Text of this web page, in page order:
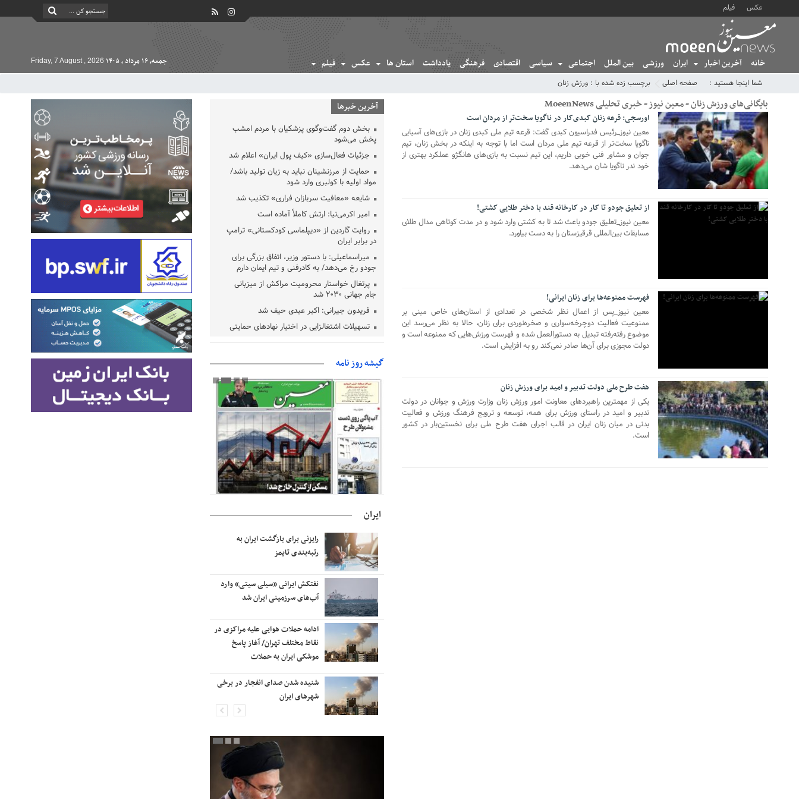
عکس فیلم
خانه آخرین اخبار ایران ورزشی بین الملل اجتماعی سیاسی اقتصادی فرهنگی یادداشت استان ها عکس فیلم جمعه, ۱۶ مرداد , ۱۴۰۵ Friday, 7 August , 2026
شما اینجا هستید : صفحه اصلی برچسب زده شده با : ورزش زنان
بایگانی‌های ورزش زنان - معین نیوز - خبری تحلیلی MoeenNews
26 جولای 2026
اورسجی: قرعه زنان کبدی‌کار در ناگویا سخت‌تر از مردان است
معین نیوز_رئیس فدراسیون کبدی گفت: قرعه تیم ملی کبدی زنان در بازی‌های آسیایی
ناگویا سخت‌تر از قرعه تیم ملی مردان است اما با توجه به اینکه در بخش زنان، تیم
جوان و مشاور فنی خوبی داریم، این تیم نسبت به بازی‌های هانگژو عملکرد بهتری از
خود ندر ناگویا شان می‌دهد.
16 آوریل 2022
از تعلیق جودو تا کار در کارخانه قند با دختر طلایی کشتی!
معین نیوز_تعلیق جودو باعث شد تا به کشتی وارد شود و در مدت کوتاهی مدال طلای
مسابقات بین‌المللی قرقیزستان را به دست بیاورد.
فهرست ممنوعه‌ها برای زنان ایرانی!
معین نیوز_پس از اعمال نظر شخصی در تعدادی از استان‌های خاص مبنی بر
ممنوعیت فعالیت دوچرخه‌سواری و صخره‌نوردی برای زنان، حالا به نظر می‌رسد این
موضوع رفته‌رفته تبدیل به دستورالعمل شده و فهرست ورزش‌هایی که ممنوعه است و
دولت مجوزی برای آن‌ها صادر نمی‌کند رو به افزایش است.
20 ژوئن 2020
هفت طرح ملی دولت تدبیر و امید برای ورزش زنان
یکی از مهمترین راهبردهای معاونت امور ورزش زنان وزارت ورزش و جوانان در دولت
تدبیر و امید در راستای ورزش برای همه، توسعه و ترویج فرهنگ ورزش و فعالیت
بدنی در میان زنان ایران در قالب اجرای هفت طرح ملی برای نخستین‌بار در کشور
است.
آخرین خبرها
بخش دوم گفت‌وگوی پزشکیان با مردم امشب
پخش می‌شود
جزئیات فعال‌سازی «کیف پول ایران» اعلام شد
حمایت از مرزنشینان نباید به زیان تولید باشد/
مواد اولیه با کولبری وارد شود
شایعه «معافیت سربازان فراری» تکذیب شد
امیر اکرمی‌نیا: ارتش کاملاً آماده است
روایت گاردین از «دیپلماسی کودکستانی» ترامپ
در برابر ایران
میراسماعیلی: با دستور وزیر، اتفاق بزرگی برای
جودو رخ می‌دهد/ به کادرفنی و تیم ایمان دارم
پرتغال خواستار محرومیت مراکش از میزبانی
جام جهانی ۲۰۳۰ شد
فریدون جیرانی: اکبر عبدی حیف شد
تسهیلات اشتغالزایی در اختیار نهادهای حمایتی
فدراسیون فوتبال با حضور قلعه‌نویی مشخص شد
دفتر رهبر انقلاب: مطالب خارج از مراجع رسمی
فاقد سندیت است
بقائی: فضای مذاکرات فنی و سیاسی ایران و
عمان درباره تنگه هرمز، مثبت است
رئیس سازمان جهاد کشاورزی استان: کشاورزان
گیلان نسبت به دریافت یارانه کود اقدام کنند
تمدید مهلت اظهارنامه‌های مالیاتی سال ۱۴۰۴ تا
پایان شهریورماه
گیشه روز نامه
ایران
رایزنی برای بازگشت ایران به
رتبه‌بندی تایمز
نفتکش ایرانی «سیلی سیتی» وارد
آب‌های سرزمینی ایران شد
ادامه حملات هوایی علیه مراکزی در
نقاط مختلف تهران/ آغاز پاسخ
موشکی ایران به حملات
شنیده شدن صدای انفجار در برخی
شهرهای ایران
 